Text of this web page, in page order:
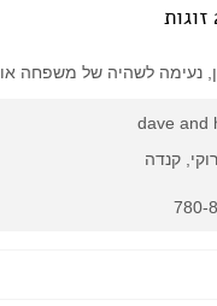
של משפחה או 2 זוגות. מארחים מאד נחמדים
dave and
קנדה